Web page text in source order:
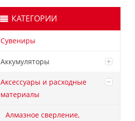
КАТЕГОРИИ
Сувениры
Аккумуляторы
Аксессуары и расходные
материалы
Алмазное сверление,